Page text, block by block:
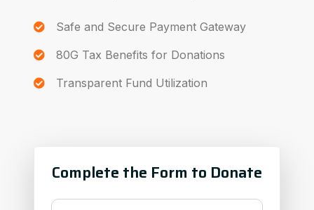
Safe and Secure Payment Gateway
80G Tax Benefits for Donations
Transparent Fund Utilization
Complete the Form to Donate